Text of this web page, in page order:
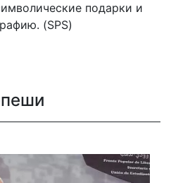
подарки и
(SPS)